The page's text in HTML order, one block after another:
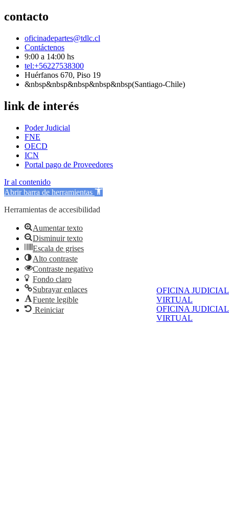
OFICINA JUDICIAL
VIRTUAL
OFICINA JUDICIAL
VIRTUAL
contacto
oficinadepartes@tdlc.cl
Contáctenos
9:00 a 14:00 hs
tel:+56227538300
Huérfanos 670, Piso 19
&nbsp&nbsp&nbsp&nbsp&nbsp(Santiago-Chile)
link de interés
Poder Judicial
FNE
OECD
ICN
Portal pago de Proveedores
Ir al contenido
Abrir barra de herramientas
Herramientas de accesibilidad
Aumentar texto
Disminuir texto
Escala de grises
Alto contraste
Contraste negativo
Fondo claro
Subrayar enlaces
Fuente legible
Reiniciar